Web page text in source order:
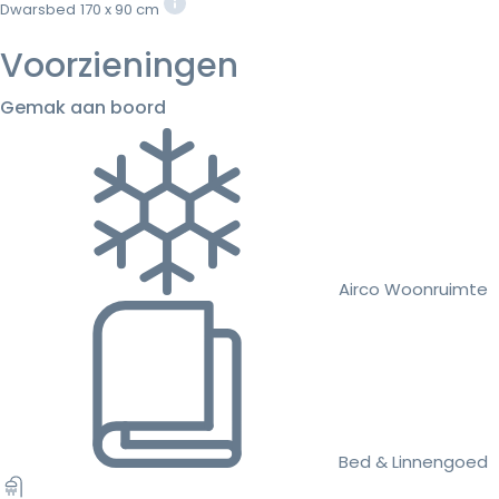
Dwarsbed 170 x 90 cm
Voorzieningen
Gemak aan boord
Airco Woonruimte
Bed & Linnengoed